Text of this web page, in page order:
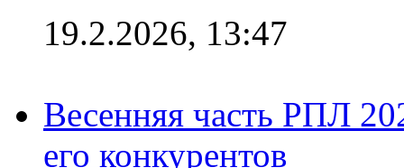
19.2.2026, 13:47
Весенняя часть РПЛ
его конкурентов